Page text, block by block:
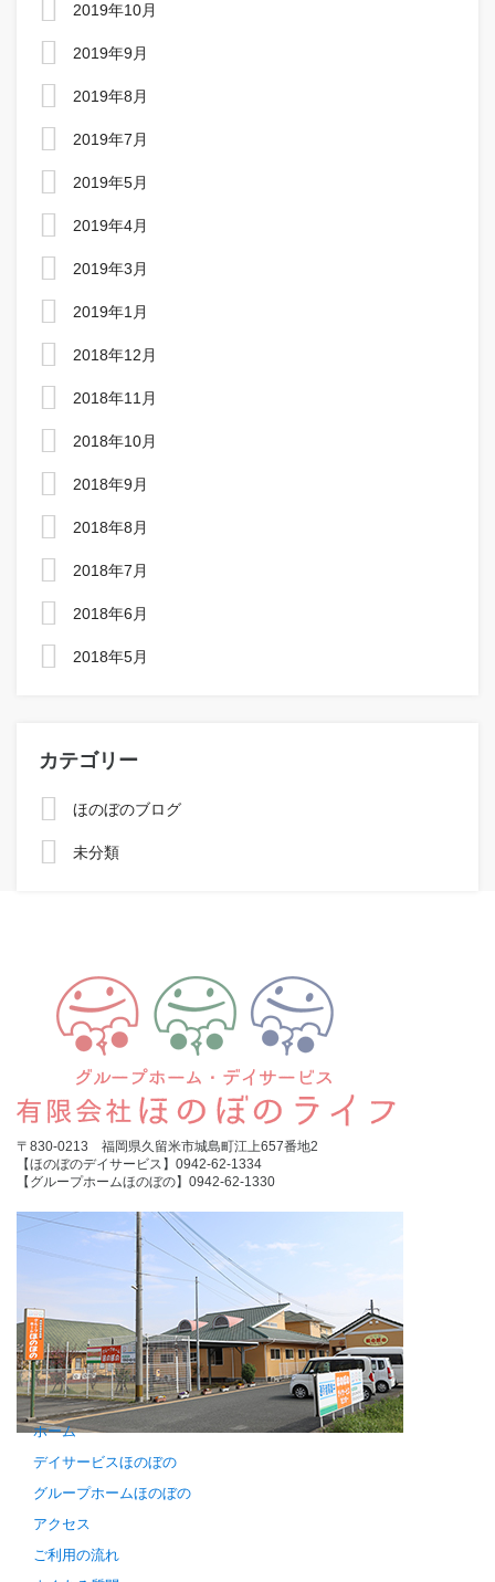
2019年10月
2019年9月
2019年8月
2019年7月
2019年5月
2019年4月
2019年3月
2019年1月
2018年12月
2018年11月
2018年10月
2018年9月
2018年8月
2018年7月
2018年6月
2018年5月
カテゴリー
ほのぼのブログ
未分類
〒830-0213 福岡県久留米市城島町江上657番地2
【ほのぼのデイサービス】0942-62-1334
【グループホームほのぼの】0942-62-1330
ホーム
デイサービスほのぼの
グループホームほのぼの
アクセス
ご利用の流れ